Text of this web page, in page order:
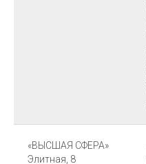
«ВЫСШАЯ СФЕРА»
Элитная, 8